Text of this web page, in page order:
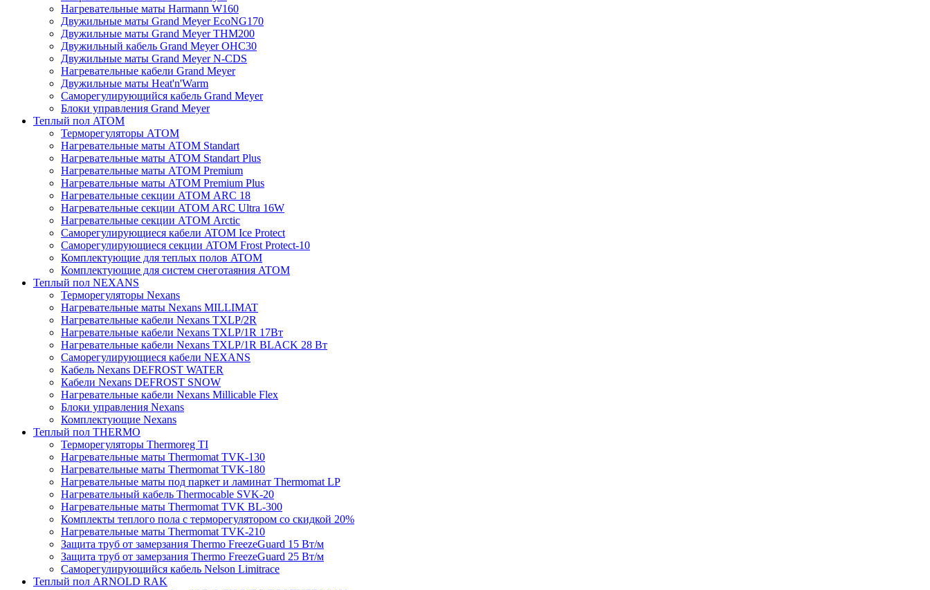
Нагревательные маты Harmann W160
Двужильные маты Grand Meyer EcoNG170
Двужильные маты Grand Meyer THM200
Двужильный кабель Grand Meyer OHC30
Двужильные маты Grand Meyer N-CDS
Нагревательные кабели Grand Meyer
Двужильные маты Heat'n'Warm
Саморегулирующийся кабель Grand Meyer
Блоки управления Grand Meyer
Теплый пол ATOM
Терморегуляторы АТОМ
Нагревательные маты АТОМ Standart
Нагревательные маты АТОМ Standart Plus
Нагревательные маты АТОМ Premium
Нагревательные маты АТОМ Premium Plus
Нагревательные секции АТОМ ARC 18
Нагревательные секции ATOM ARC Ultra 16W
Нагревательные секции АТОМ Arctic
Саморегулирующиеся кабели ATOM Ice Protect
Саморегулирующиеся секции ATOM Frost Protect-10
Комплектующие для теплых полов ATOM
Комплектующие для систем снеготаяния ATOM
Теплый пол NEXANS
Терморегуляторы Nexans
Нагревательные маты Nexans MILLIMAT
Нагревательные кабели Nexans TXLP/2R
Нагревательные кабели Nexans TXLP/1R 17Вт
Нагревательные кабели Nexans TXLP/1R BLACK 28 Вт
Саморегулирующиеся кабели NEXANS
Кабель Nexans DEFROST WATER
Кабели Nexans DEFROST SNOW
Нагревательные кабели Nexans Millicable Flex
Блоки управления Nexans
Комплектующие Nexans
Теплый пол THERMO
Терморегуляторы Thermoreg TI
Нагревательные маты Thermomat TVK-130
Нагревательные маты Thermomat TVK-180
Нагревательные маты под паркет и ламинат Thermomat LP
Нагревательный кабель Thermocable SVK-20
Нагревательные маты Thermomat TVK BL-300
Комплекты теплого пола с терморегулятором со скидкой 20%
Нагревательные маты Thermomat TVK-210
Защита труб от замерзания Thermo FreezeGuard 15 Вт/м
Защита труб от замерзания Thermo FreezeGuard 25 Вт/м
Саморегулирующийся кабель Nelson Limitrace
Теплый пол ARNOLD RAK